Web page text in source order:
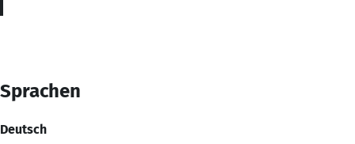
Sprachen
Deutsch